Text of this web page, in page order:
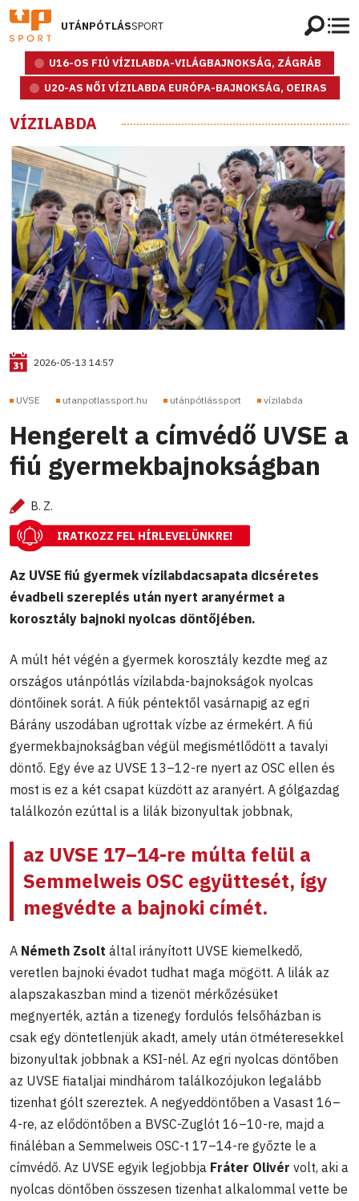
UTÁNPÓTLÁSSPORT
U16-OS FIÚ VÍZILABDA-VILÁGBAJNOKSÁG, ZÁGRÁB
U20-AS NŐI VÍZILABDA EURÓPA-BAJNOKSÁG, OEIRAS
VÍZILABDA
2026-05-13 14:57
UVSE utanpotlassport.hu utánpótlássport vízilabda
Hengerelt a címvédő UVSE a
fiú gyermekbajnokságban
B. Z.
IRATKOZZ FEL HÍRLEVELÜNKRE!
Az UVSE fiú gyermek vízilabdacsapata dicséretes
évadbeli szereplés után nyert aranyérmet a
korosztály bajnoki nyolcas döntőjében.
A múlt hét végén a gyermek korosztály kezdte meg az
országos utánpótlás vízilabda-bajnokságok nyolcas
döntőinek sorát. A fiúk péntektől vasárnapig az egri
Bárány uszodában ugrottak vízbe az érmekért. A fiú
gyermekbajnokságban végül megismétlődött a tavalyi
döntő. Egy éve az UVSE 13–12-re nyert az OSC ellen és
most is ez a két csapat küzdött az aranyért. A gólgazdag
találkozón ezúttal is a lilák bizonyultak jobbnak,
az UVSE 17–14-re múlta felül a
Semmelweis OSC együttesét, így
megvédte a bajnoki címét.
A Németh Zsolt által irányított UVSE kiemelkedő,
veretlen bajnoki évadot tudhat maga mögött. A lilák az
alapszakaszban mind a tizenöt mérkőzésüket
megnyerték, aztán a tizenegy fordulós felsőházban is
csak egy döntetlenjük akadt, amely után ötméteresekkel
bizonyultak jobbnak a KSI-nél. Az egri nyolcas döntőben
az UVSE fiataljai mindhárom találkozójukon legalább
tizenhat gólt szereztek. A negyeddöntőben a Vasast 16–
4-re, az elődöntőben a BVSC-Zuglót 16–10-re, majd a
fináléban a Semmelweis OSC-t 17–14-re győzte le a
címvédő. Az UVSE egyik legjobbja Fráter Olivér volt, aki a
nyolcas döntőben összesen tizenhat alkalommal vette be